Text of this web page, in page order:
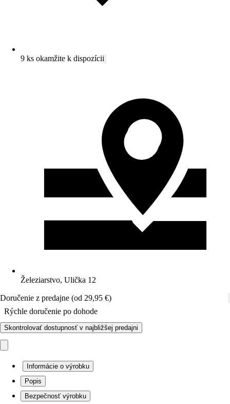
9 ks okamžite k dispozícii
Železiarstvo, Ulička 12
Doručenie z predajne (od 29,95 €)
Rýchle doručenie po dohode
Skontrolovať dostupnosť v najbližšej predajni
Informácie o výrobku
Popis
Bezpečnosť výrobku